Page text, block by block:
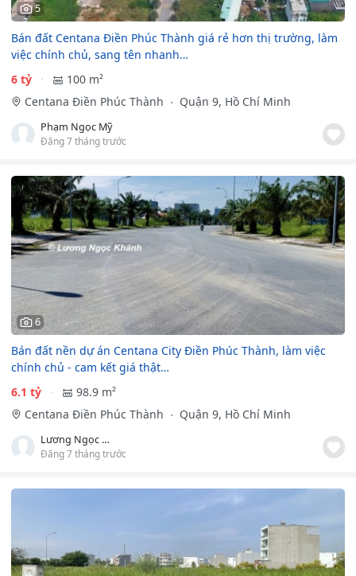
5
Bán đất Centana Điền Phúc Thành giá rẻ hơn thị trường, làm
việc chính chủ, sang tên nhanh…
6 tỷ
100 m²
Centana Điền Phúc Thành
Quận 9, Hồ Chí Minh
Phạm Ngọc Mỹ
Đăng 7 tháng trước
6
Bán đất nền dự án Centana City Điền Phúc Thành, làm việc
chính chủ - cam kết giá thật…
6.1 tỷ
98.9 m²
Centana Điền Phúc Thành
Quận 9, Hồ Chí Minh
Lương Ngọc Khánh
Đăng 7 tháng trước